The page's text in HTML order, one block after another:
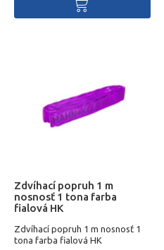
Zdvíhací popruh 1 m
nosnosť 1 tona farba
fialová HK
Zdvíhací popruh 1 m nosnosť 1
tona farba fialová HK